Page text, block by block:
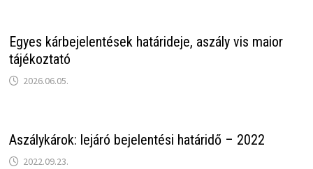
Egyes kárbejelentések határideje, aszály vis maior
tájékoztató
2026.06.05.
Aszálykárok: lejáró bejelentési határidő – 2022
2022.09.23.